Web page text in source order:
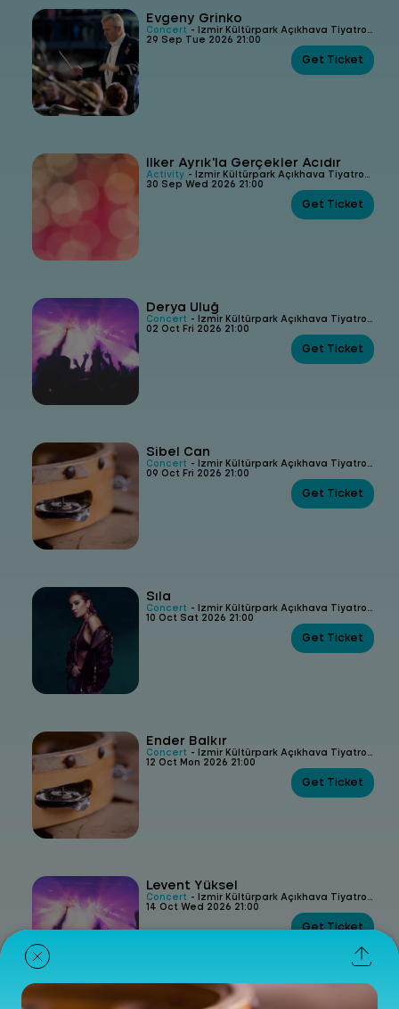
Evgeny Grinko
Concert
- İzmir Kültürpark Açıkhava Tiyatrosu
29 Sep Tue 2026 21:00
Get Ticket
İlker Ayrık'la Gerçekler Acıdır
Activity
- İzmir Kültürpark Açıkhava Tiyatrosu
30 Sep Wed 2026 21:00
Get Ticket
Derya Uluğ
Concert
- İzmir Kültürpark Açıkhava Tiyatrosu
02 Oct Fri 2026 21:00
Get Ticket
Sibel Can
Concert
- İzmir Kültürpark Açıkhava Tiyatrosu
09 Oct Fri 2026 21:00
Get Ticket
Sıla
Concert
- İzmir Kültürpark Açıkhava Tiyatrosu
10 Oct Sat 2026 21:00
Get Ticket
Ender Balkır
Concert
- İzmir Kültürpark Açıkhava Tiyatrosu
12 Oct Mon 2026 21:00
Get Ticket
Levent Yüksel
Concert
- İzmir Kültürpark Açıkhava Tiyatrosu
14 Oct Wed 2026 21:00
Get Ticket